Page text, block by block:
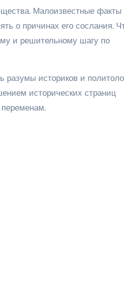
Малоизвестные факты
о причинах его сослания.
и решительному шагу по
разумы историков и
исторических страниц